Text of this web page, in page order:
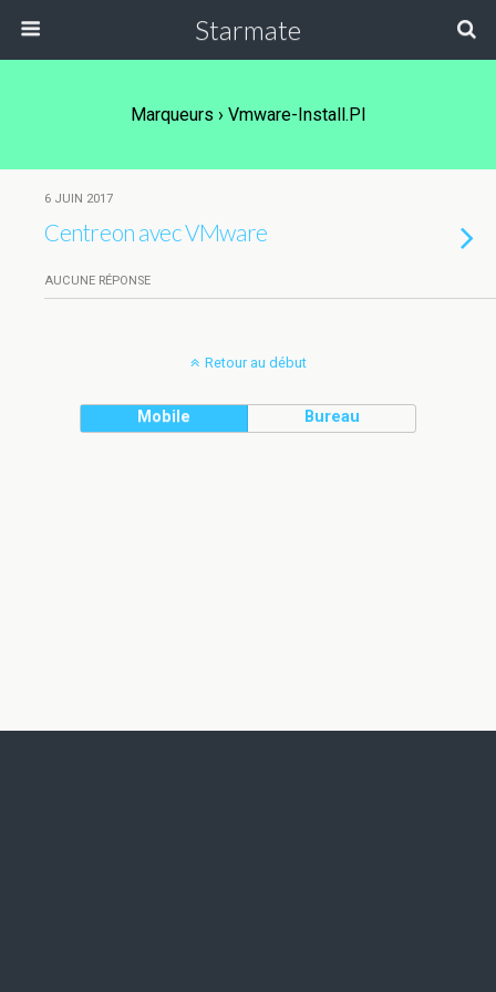
Starmate
Marqueurs › Vmware-Install.pl
6 JUIN 2017
Centreon avec VMware
AUCUNE RÉPONSE
Retour au début
Mobile Bureau